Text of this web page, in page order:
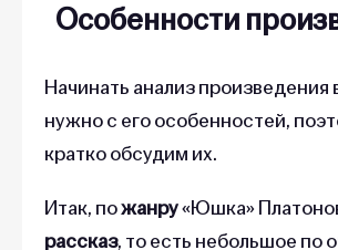
Особенности
Начинать анализ произведения
нужно с его особенностей,
кратко обсудим их.
Итак, пожанру«Юшка»
рассказ, то есть небольшое по